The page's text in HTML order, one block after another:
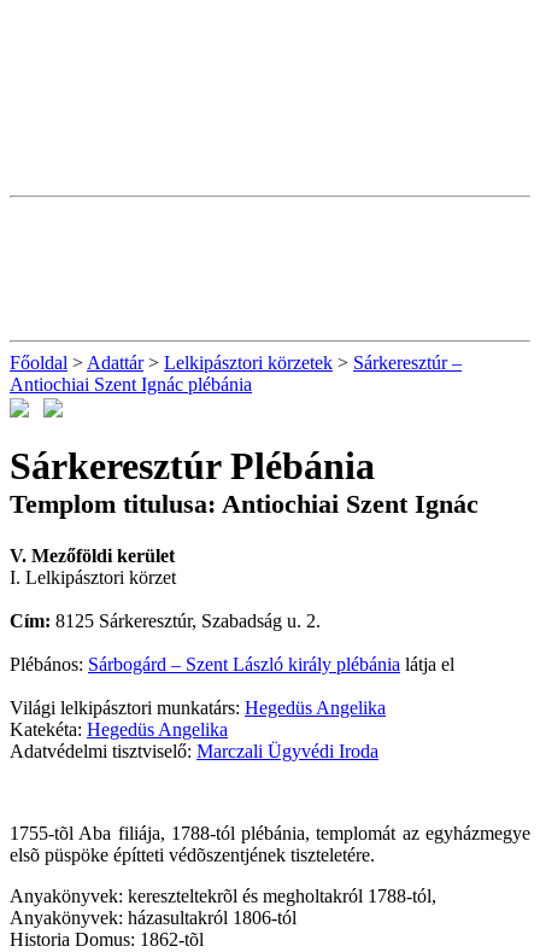
Főoldal > Adattár> Lelkipásztori körzetek > Sárkeresztúr –
Antiochiai Szent Ignác plébánia
Sárkeresztúr Plébánia
Templom titulusa: Antiochiai Szent Ignác
V. Mezőföldi kerület
I. Lelkipásztori körzet
Cím: 8125 Sárkeresztúr, Szabadság u. 2.
Plébános: Sárbogárd – Szent László király plébánia látja el
Világi lelkipásztori munkatárs: Hegedüs Angelika
Katekéta: Hegedüs Angelika
Adatvédelmi tisztviselő: Marczali Ügyvédi Iroda
1755-tõl Aba filiája, 1788-tól plébánia, templomát az egyházmegye
elsõ püspöke építteti védõszentjének tiszteletére.
Anyakönyvek: kereszteltekrõl és megholtakról 1788-tól,
Anyakönyvek: házasultakról 1806-tól
Historia Domus: 1862-tõl